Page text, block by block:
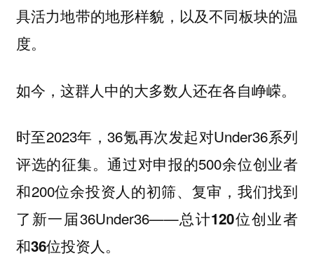
具活力地带的地形样貌，以及不同板块的温
度。
如今，这群人中的大多数人还在各自峥嵘。
时至2023年，36氪再次发起对Under36系列
评选的征集。通过对申报的500余位创业者
和200位余投资人的初筛、复审，我们找到
了新一届36Under36——总计120位创业者
和36位投资人。